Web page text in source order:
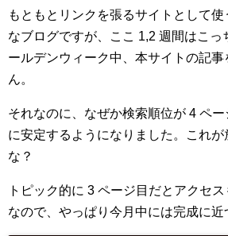
もともとリンクを張るサイトとして
なブログですが、ここ 1,2 週間はこっ
ールデンウィーク中、本サイトの記
ん。
それなのに、なぜか検索順位が 4 ペー
に安定するようになりました。これ
な？
トピック的に 3 ページ目だとアクセ
なので、やっぱり今月中には完成に近